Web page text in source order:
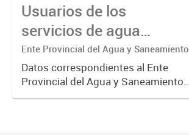
Usuarios de los
servicios de agua
potable y cloacas
Ente Provincial del Agua y Saneamiento
Datos correspondientes al Ente
Provincial del Agua y Saneamiento
de Mendoza sobre las cuentas que